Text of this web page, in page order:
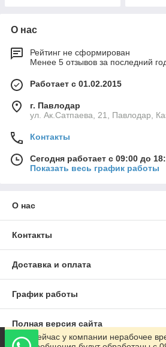
О нас
Рейтинг не сформирован
Менее 5 отзывов за последний
Работает с 01.02.2015
г. Павлодар
ул. Ак.Сатпаева, 21, Павлодар,
Контакты
Сегодня работает с 09:00 до
Показать весь график работы
О нас
Контакты
Доставка и оплата
График работы
Полная версия сайта
Сейчас у компании нерабочее